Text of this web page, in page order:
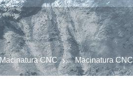
Macinatura CNC Macinatura CNC